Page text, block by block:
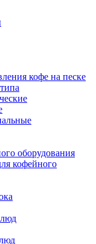
кофе на песке
оборудования
кофейного